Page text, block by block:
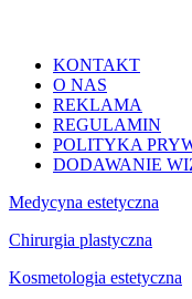
KONTAKT
O NAS
REKLAMA
REGULAMIN
POLITYKA
DODAWANIE
Medycyna estetyczna
Chirurgia plastyczna
Kosmetologia estetyczna